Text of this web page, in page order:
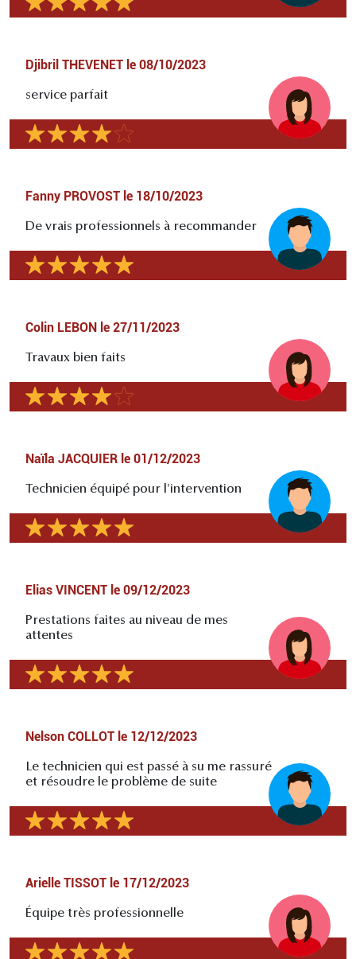
Djibril THEVENET le 08/10/2023
service parfait
Fanny PROVOST le 18/10/2023
De vrais professionnels à recommander
Colin LEBON le 27/11/2023
Travaux bien faits
Naïla JACQUIER le 01/12/2023
Technicien équipé pour l'intervention
Elias VINCENT le 09/12/2023
Prestations faites au niveau de mes
attentes
Nelson COLLOT le 12/12/2023
Le technicien qui est passé à su me rassuré
et résoudre le problème de suite
Arielle TISSOT le 17/12/2023
Équipe très professionnelle